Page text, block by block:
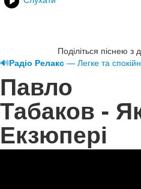
Поділіться піснею з
🔊Радіо Релакс — Легке та
Павло
Табаков -
Екзюпері